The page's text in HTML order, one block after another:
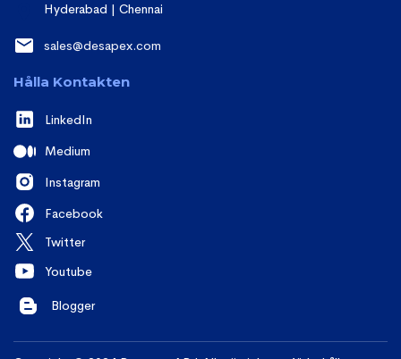
Hyderabad | Chennai
sales@desapex.com
Hålla Kontakten
LinkedIn
Medium
Instagram
Facebook
Twitter
Youtube
Blogger